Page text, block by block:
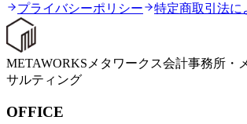
プライバシーポリシー 特定商取引法に
METAWORKS メタワークス会計事務所・
サルティング
OFFICE